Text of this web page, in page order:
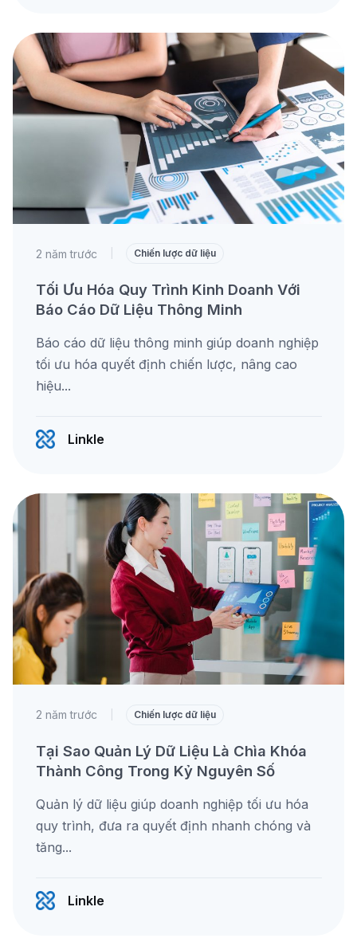
2 năm trước Chiến lược dữ liệu
Tối Ưu Hóa Quy Trình Kinh Doanh Với
Báo Cáo Dữ Liệu Thông Minh
Báo cáo dữ liệu thông minh giúp doanh nghiệp
tối ưu hóa quyết định chiến lược, nâng cao
hiệu...
Linkle
2 năm trước Chiến lược dữ liệu
Tại Sao Quản Lý Dữ Liệu Là Chìa Khóa
Thành Công Trong Kỷ Nguyên Số
Quản lý dữ liệu giúp doanh nghiệp tối ưu hóa
quy trình, đưa ra quyết định nhanh chóng và
tăng...
Linkle